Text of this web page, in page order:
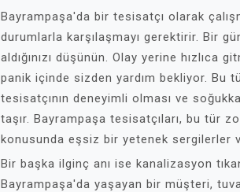
Bayrampaşa'da bir tesisatçı olarak
durumlarla karşılaşmayı gerektirir. Bir
aldığınızı düşünün. Olay yerine hızlıca
panik içinde sizden yardım bekliyor. Bu
tesisatçının deneyimli olması ve
taşır. Bayrampaşa tesisatçıları, bu tür
konusunda eşsiz bir yetenek sergilerler
Bir başka ilginç anı ise kanalizasyon
Bayrampaşa'da yaşayan bir müşteri,